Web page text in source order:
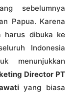
sebelumnya
Papua. Karena
harus dibuka ke
Indonesia
menunjukkan
Director PT
yang biasa